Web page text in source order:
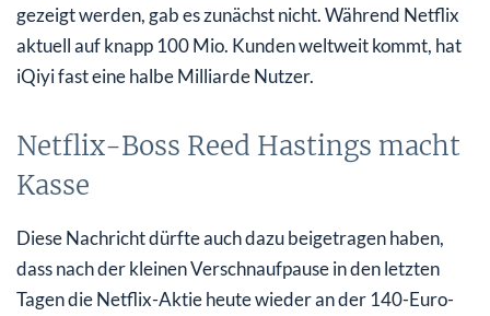
gezeigt werden, gab es zunächst nicht. Während Netflix
aktuell auf knapp 100 Mio. Kunden weltweit kommt, hat
iQiyi fast eine halbe Milliarde Nutzer.
Netflix-Boss Reed Hastings macht
Kasse
Diese Nachricht dürfte auch dazu beigetragen haben,
dass nach der kleinen Verschnaufpause in den letzten
Tagen die Netflix-Aktie heute wieder an der 140-Euro-